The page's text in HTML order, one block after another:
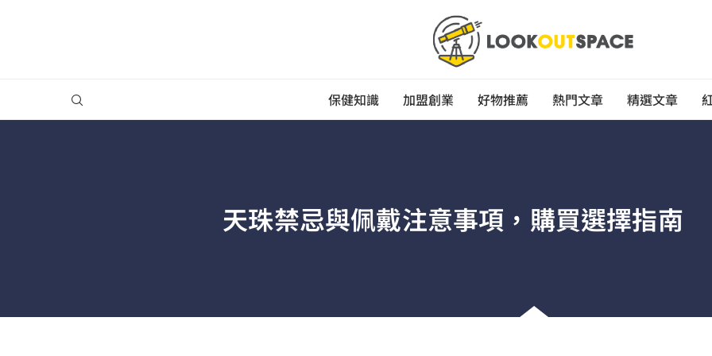
保健知識 加盟創業 好物推薦 熱門文章 精選文章
天珠禁忌與佩戴注意事項，購買選擇指南